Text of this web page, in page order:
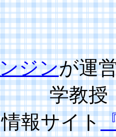
ジンが運
学教授
報サイト